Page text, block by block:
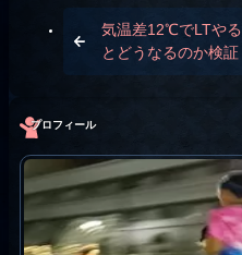
気温差12℃でLTやる
とどうなるのか検証
プロフィール